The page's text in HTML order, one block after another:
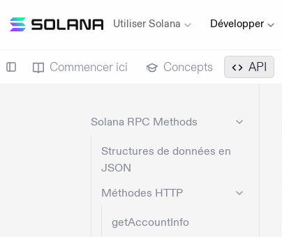
Utiliser Solana Développer
Commencer ici Concepts API
Solana RPC Methods
Structures de données en
JSON
Méthodes HTTP
getAccountInfo